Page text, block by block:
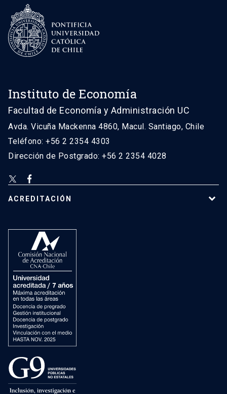
Instituto de Economía
Facultad de Economía y Administración UC
Avda. Vicuña Mackenna 4860, Macul. Santiago, Chile
Teléfono: +56 2 2354 4303
Dirección de Postgrado: +56 2 2354 4028
ACREDITACIÓN